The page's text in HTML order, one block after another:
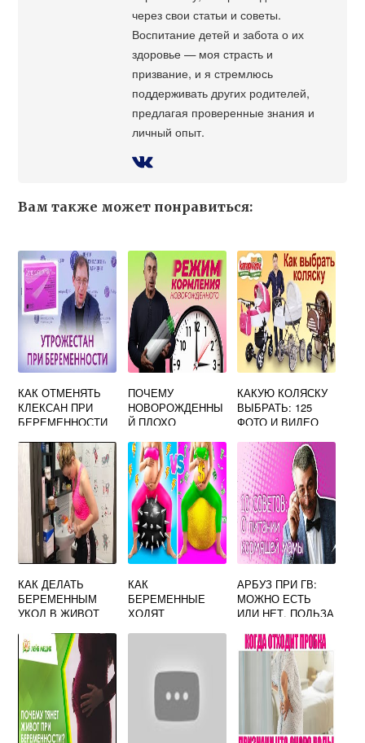
через свои статьи и советы.
Воспитание детей и забота о их
здоровье — моя страсть и
призвание, и я стремлюсь
поддерживать других родителей,
предлагая проверенные знания и
личный опыт.
Вам также может понравиться:
КАК ОТМЕНЯТЬ
КЛЕКСАН ПРИ
БЕРЕМЕННОСТИ
ПОЧЕМУ
НОВОРОЖДЕННЫ
Й ПЛОХО
НА
ИСКУССТВЕННОМ
ВСКАРМЛИВАНИИ
КАКУЮ КОЛЯСКУ
ВЫБРАТЬ: 125
ФОТО И ВИДЕО
ПРАВИЛЬНО
ВЫБРАТЬ
ДЕТСКУЮ
КОЛЯСКУ
КАК ДЕЛАТЬ
БЕРЕМЕННЫМ
УКОЛ В ЖИВОТ
КАК
БЕРЕМЕННЫЕ
ХОДЯТ
АРБУЗ ПРИ ГВ:
МОЖНО ЕСТЬ
ИЛИ НЕТ, ПОЛЬЗА
ВОЗМОЖНЫЕ
ПРОТИВОПОКАЗА